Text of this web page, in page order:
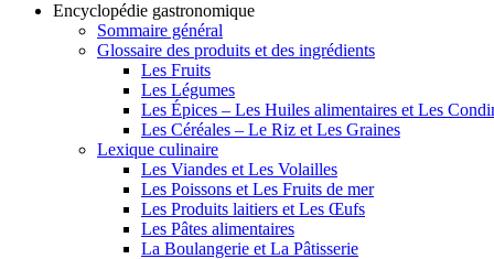
Encyclopédie gastronomique
Sommaire général
Glossaire des produits et des ingrédients
Les Fruits
Les Légumes
Les Épices – Les Huiles alimentaires et Les
Les Céréales – Le Riz et Les Graines
Lexique culinaire
Les Viandes et Les Volailles
Les Poissons et Les Fruits de mer
Les Produits laitiers et Les Œufs
Les Pâtes alimentaires
La Boulangerie et La Pâtisserie